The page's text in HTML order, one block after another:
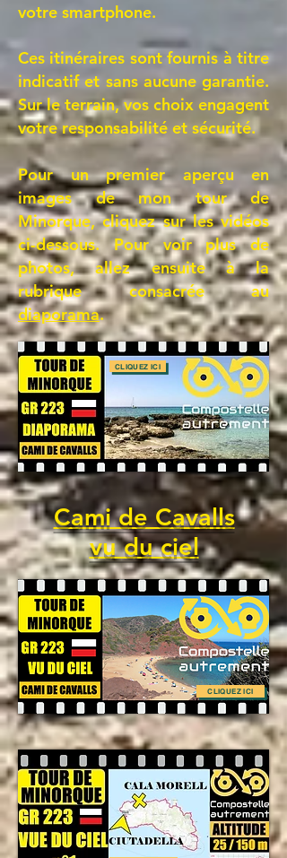
votre smartphone.
Ces itinéraires sont fournis à titre
indicatif et sans aucune garantie.
Sur le terrain, vos choix engagent
votre responsabilité et sécurité.
Pour un premier aperçu en
images demon tour de
Minorque, cliquez sur les vidéos
ci-dessous. Pour voir plus de
photos, allez ensuite à la
rubrique consacrée au
diaporama.
CLIQUEZ ICI
Cami de Cavalls
vu du ciel
CLIQUEZ ICI